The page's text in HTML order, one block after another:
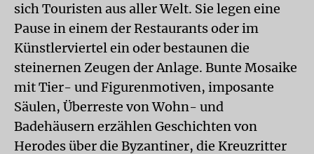
sich Touristen aus aller Welt. Sie legen eine
Pause in einem der Restaurants oder im
Künstlerviertel ein oder bestaunen die
steinernen Zeugen der Anlage. Bunte Mosaike
mit Tier- und Figurenmotiven, imposante
Säulen, Überreste von Wohn- und
Badehäusern erzählen Geschichten von
Herodes über die Byzantiner, die Kreuzritter